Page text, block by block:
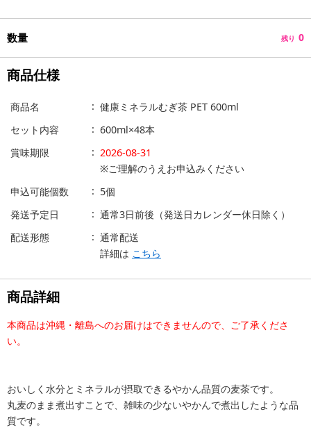
数量 残り 0
商品仕様
商品名
健康ミネラルむぎ茶 PET 600ml
セット内容
600ml×48本
賞味期限
2026-08-31
※ご理解のうえお申込みください
申込可能個数
5個
発送予定日
通常3日前後（発送日カレンダー休日除く）
配送形態
通常配送
詳細は こちら
商品詳細
本商品は沖縄・離島へのお届けはできませんので、ご了承くださ
い。
おいしく水分とミネラルが摂取できるやかん品質の麦茶です。
丸麦のまま煮出すことで、雑味の少ないやかんで煮出したような品
質です。